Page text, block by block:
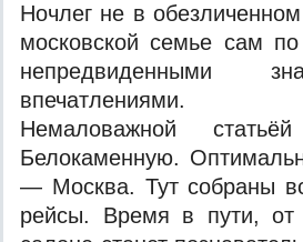
Ночлег не в
московской семье сам по
непредвиденными
впечатлениями.
Немаловажной
Белокаменную.
— Москва. Тут собраны
рейсы. Время в пути,